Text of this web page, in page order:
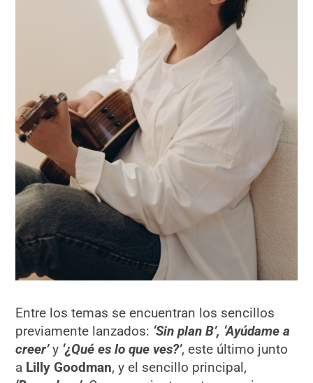
Entre los temas se encuentran los sencillos
previamente lanzados: ‘Sin plan B’, ‘Ayúdame a
creer’y ‘¿Qué es lo que ves?’, este último junto
a Lilly Goodman, y el sencillo principal,